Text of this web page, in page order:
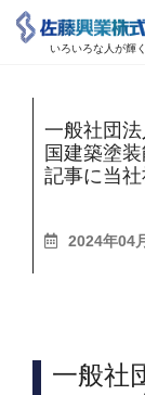
いろいろな人が輝く
一般社団
国建築塗
記事に当
2024年04
一般社